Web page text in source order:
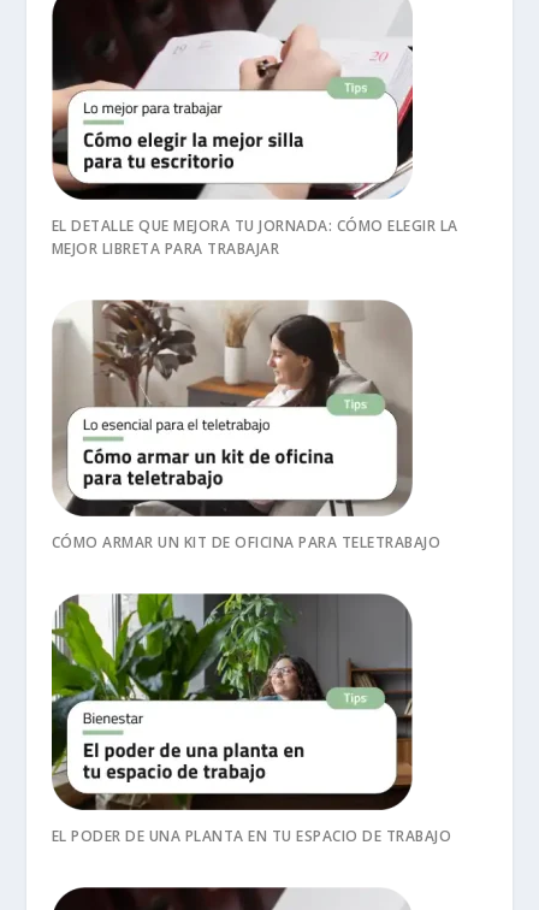
EL DETALLE QUE MEJORA TU JORNADA: CÓMO ELEGIR LA
MEJOR LIBRETA PARA TRABAJAR
CÓMO ARMAR UN KIT DE OFICINA PARA TELETRABAJO
EL PODER DE UNA PLANTA EN TU ESPACIO DE TRABAJO